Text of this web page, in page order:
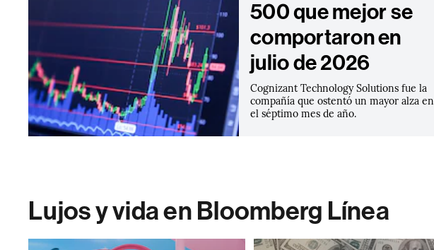
500 que mejor se
comportaron en
julio de 2026
Cognizant Technology Solutions fue la
compañía que ostentó un mayor alza en
el séptimo mes de año.
Lujos y vida en Bloomberg Línea